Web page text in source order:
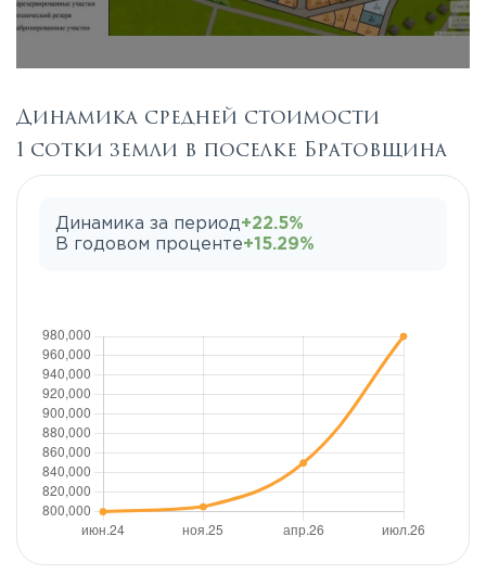
Динамика средней стоимости
1 сотки земли в поселке Братовщина
Динамика за период+22.5%
В годовом проценте+15.29%